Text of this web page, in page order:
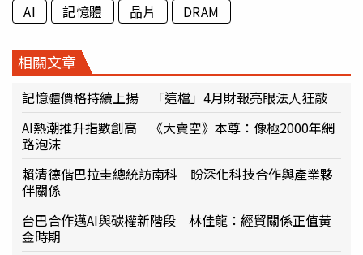
AI 記憶體 晶片 DRAM
相關文章
記憶體價格持續上揚 「這檔」4月財報亮眼法人狂敲
AI熱潮推升指數創高 《大賣空》本尊：像極2000年網
路泡沫
賴清德偕巴拉圭總統訪南科 盼深化科技合作與產業夥
伴關係
台巴合作邁AI與碳權新階段 林佳龍：經貿關係正值黃
金時期